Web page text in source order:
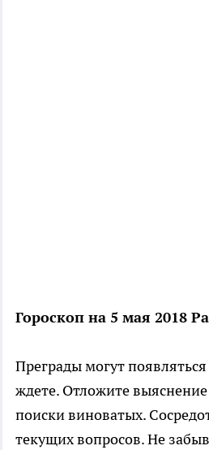
Гороскоп на 5 мая 2018
Преграды могут
ждете. Отложите
поиски виноватых.
текущих вопросов. Не